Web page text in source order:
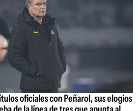
oficiales con Peñarol, sus elogios